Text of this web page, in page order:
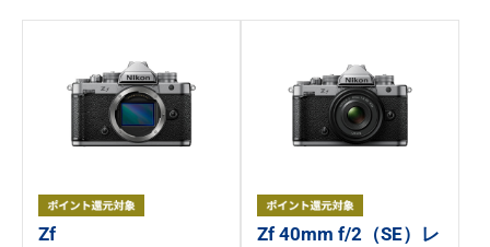
Zf
Zf 40mm f/2（SE）レ